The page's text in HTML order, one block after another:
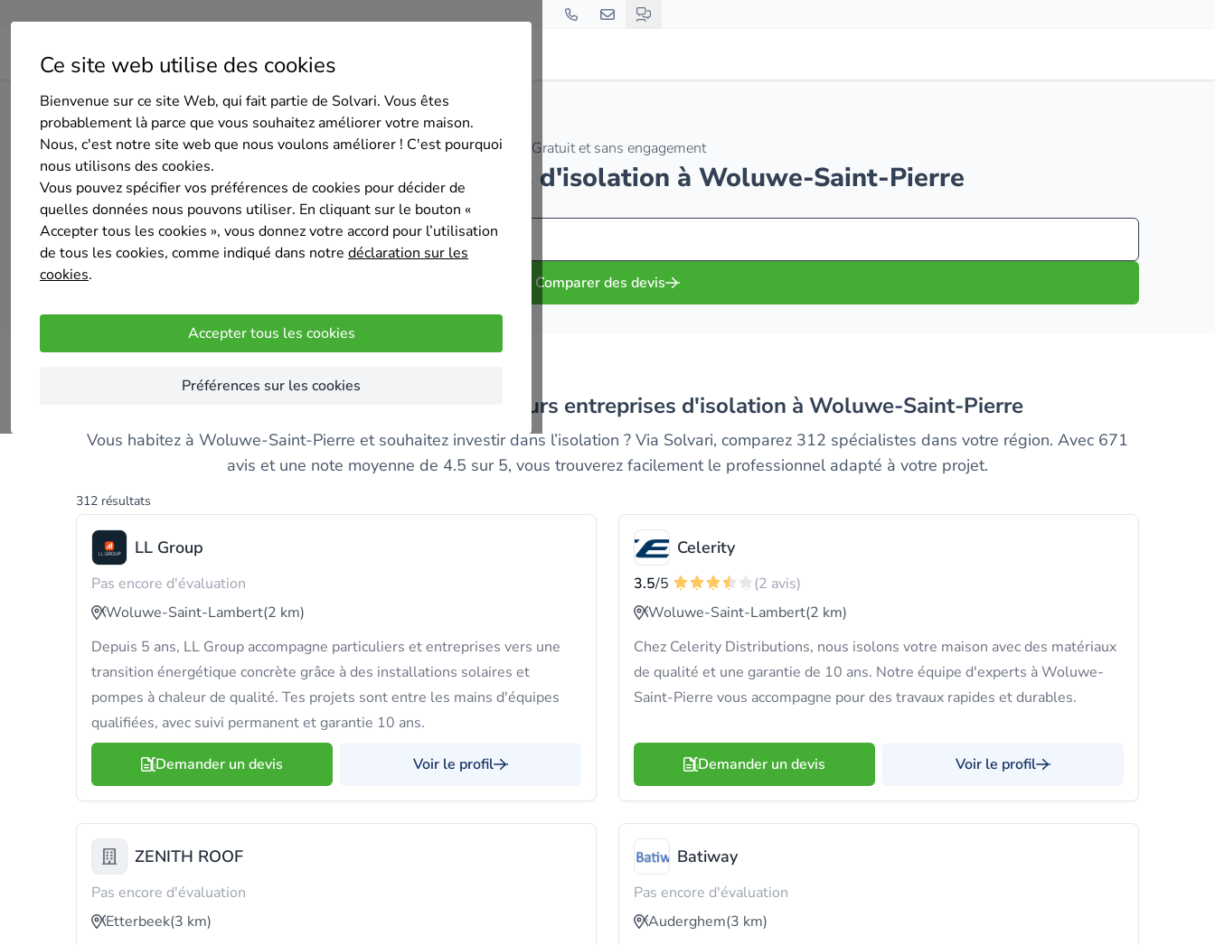
Ce site web utilise des cookies
Bienvenue sur ce site Web, qui fait partie de Solvari. Vous êtes
probablement là parce que vous souhaitez améliorer votre maison.
Nous, c'est notre site web que nous voulons améliorer ! C'est pourquoi
nous utilisons des cookies.
Vous pouvez spécifier vos préférences de cookies pour décider de
quelles données nous pouvons utiliser. En cliquant sur le bouton «
Accepter tous les cookies », vous donnez votre accord pour l’utilisation
de tous les cookies, comme indiqué dans notre déclaration sur les
cookies.
Accepter tous les cookies
Préférences sur les cookies
Home Isolation Bruxelles Woluwe-Saint-Pierre
Gratuit et sans engagement
Top 20 des entreprises d'isolation à Woluwe-Saint-Pierre
Comparer des devis
Découvrez et comparez les meilleurs entreprises d'isolation à Woluwe-Saint-Pierre
Vous habitez à Woluwe-Saint-Pierre et souhaitez investir dans l’isolation ? Via Solvari, comparez 312 spécialistes dans votre région. Avec 671
avis et une note moyenne de 4.5 sur 5, vous trouverez facilement le professionnel adapté à votre projet.
312 résultats
LL Group
Pas encore d'évaluation
Woluwe-Saint-Lambert(2 km)
Depuis 5 ans, LL Group accompagne particuliers et entreprises vers une
transition énergétique concrète grâce à des installations solaires et
pompes à chaleur de qualité. Tes projets sont entre les mains d'équipes
qualifiées, avec suivi permanent et garantie 10 ans.
Demander un devis Voir le profil
Celerity
3.5/5
(2 avis)
Woluwe-Saint-Lambert(2 km)
Chez Celerity Distributions, nous isolons votre maison avec des matériaux
de qualité et une garantie de 10 ans. Notre équipe d'experts à Woluwe-
Saint-Pierre vous accompagne pour des travaux rapides et durables.
Demander un devis Voir le profil
ZENITH ROOF
Pas encore d'évaluation
Etterbeek(3 km)
Batiway
Pas encore d'évaluation
Auderghem(3 km)